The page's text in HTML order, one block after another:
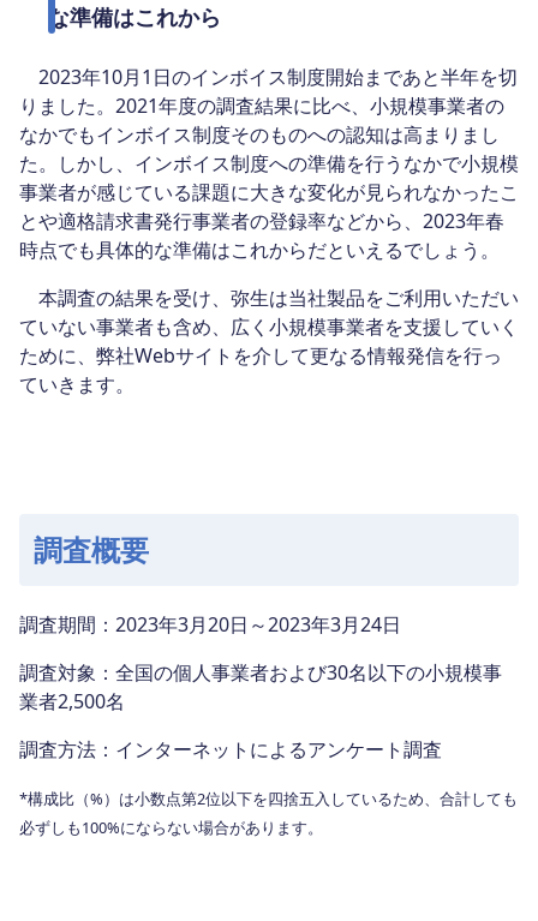
な準備はこれから
2023年10月1日のインボイス制度開始まであと半年を切
りました。2021年度の調査結果に比べ、小規模事業者の
なかでもインボイス制度そのものへの認知は高まりまし
た。しかし、インボイス制度への準備を行うなかで小規模
事業者が感じている課題に大きな変化が見られなかったこ
とや適格請求書発行事業者の登録率などから、2023年春
時点でも具体的な準備はこれからだといえるでしょう。
本調査の結果を受け、弥生は当社製品をご利用いただい
ていない事業者も含め、広く小規模事業者を支援していく
ために、弊社Webサイトを介して更なる情報発信を行っ
ていきます。
調査概要
調査期間：2023年3月20日～2023年3月24日
調査対象：全国の個人事業者および30名以下の小規模事
業者2,500名
調査方法：インターネットによるアンケート調査
*構成比（%）は小数点第2位以下を四捨五入しているため、合計しても
必ずしも100%にならない場合があります。